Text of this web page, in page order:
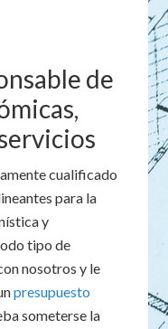
de
cualificado
para la
y
tipo de
nosotros y le
presupuesto
someterse la